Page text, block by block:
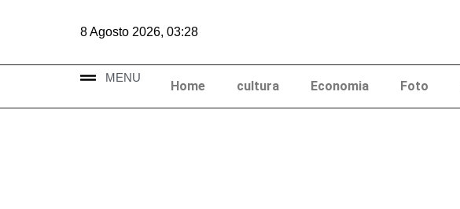
8 Agosto 2026, 03:28
MENU
Home cultura Economia Foto